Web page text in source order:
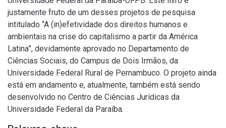
justamente fruto de um desses projetos de pesquisa
intitulado “A (in)efetividade dos direitos humanos e
ambientais na crise do capitalismo a partir da América
Latina”, devidamente aprovado no Departamento de
Ciências Sociais, do Campus de Dois Irmãos, da
Universidade Federal Rural de Pernambuco. O projeto ainda
está em andamento e, atualmente, também está sendo
desenvolvido no Centro de Ciências Jurídicas da
Universidade Federal da Paraíba.